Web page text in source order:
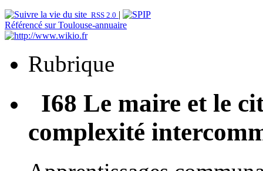
RSS 2.0 |
Référencé sur Toulouse-annuaire
Rubrique
I68 Le maire et le
complexité